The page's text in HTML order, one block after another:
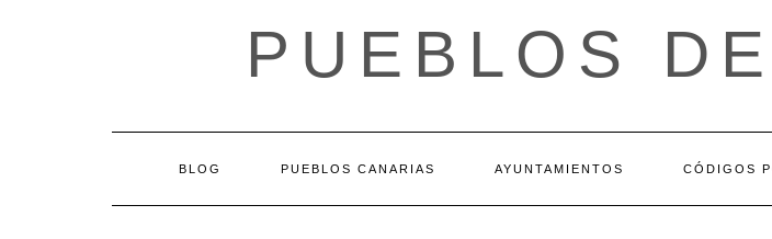
PUEBLOS
BLOG PUEBLOS CANARIAS AYUNTAMIENTOS CÓDIGOS